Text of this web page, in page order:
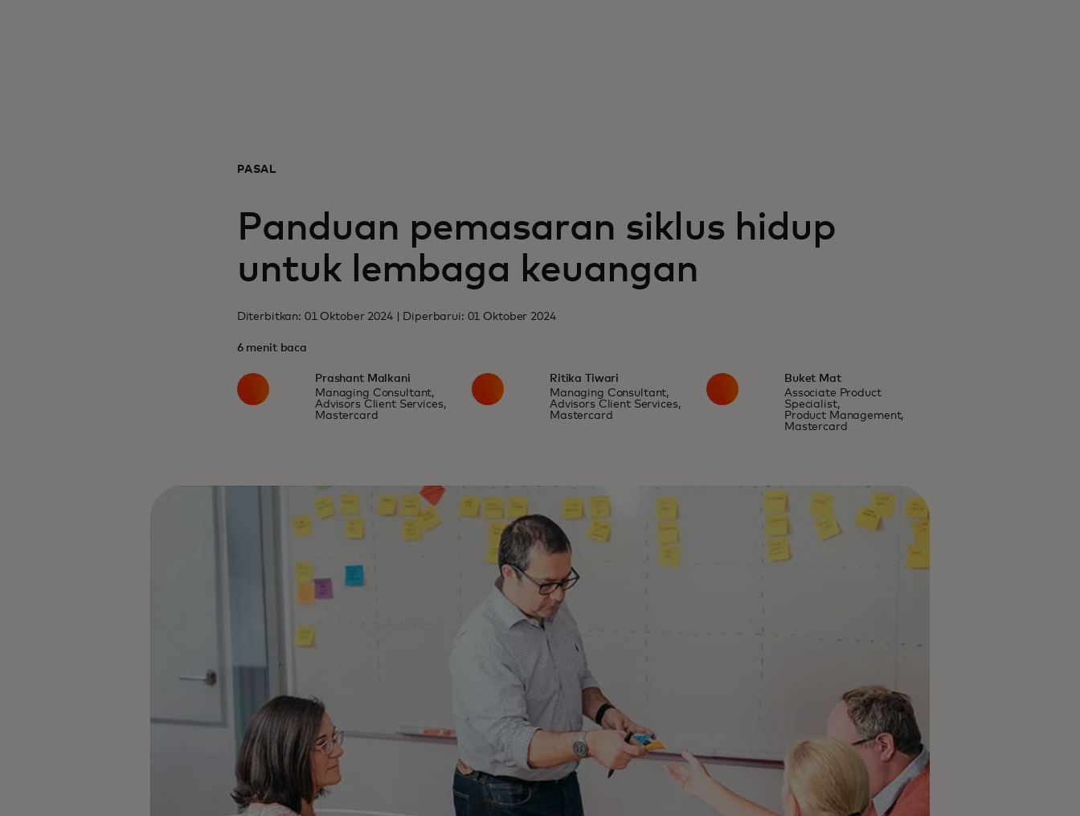
PASAL
Panduan pemasaran siklus hidup
untuk lembaga keuangan
Diterbitkan: 01 Oktober 2024 | Diperbarui: 01 Oktober 2024
6 menit baca
Prashant Malkani
Managing Consultant,
Advisors Client Services,
Mastercard
Ritika Tiwari
Managing Consultant,
Advisors Client Services,
Mastercard
Buket Mat
Associate Product
Specialist,
Product Management,
Mastercard